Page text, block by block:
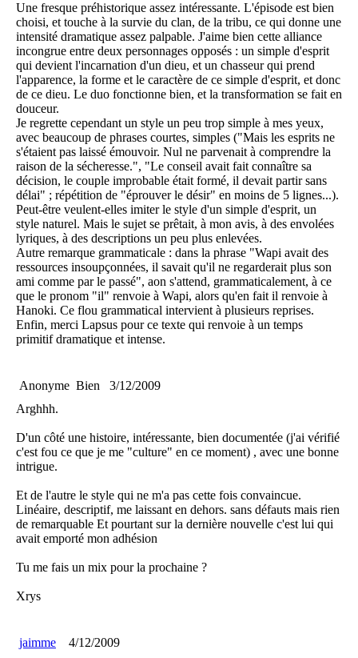
Une fresque préhistorique assez intéressante. L'épisode est bien
choisi, et touche à la survie du clan, de la tribu, ce qui donne une
intensité dramatique assez palpable. J'aime bien cette alliance
incongrue entre deux personnages opposés : un simple d'esprit
qui devient l'incarnation d'un dieu, et un chasseur qui prend
l'apparence, la forme et le caractère de ce simple d'esprit, et donc
de ce dieu. Le duo fonctionne bien, et la transformation se fait en
douceur.
Je regrette cependant un style un peu trop simple à mes yeux,
avec beaucoup de phrases courtes, simples ("Mais les esprits ne
s'étaient pas laissé émouvoir. Nul ne parvenait à comprendre la
raison de la sécheresse.", "Le conseil avait fait connaître sa
décision, le couple improbable était formé, il devait partir sans
délai" ; répétition de "éprouver le désir" en moins de 5 lignes...).
Peut-être veulent-elles imiter le style d'un simple d'esprit, un
style naturel. Mais le sujet se prêtait, à mon avis, à des envolées
lyriques, à des descriptions un peu plus enlevées.
Autre remarque grammaticale : dans la phrase "Wapi avait des
ressources insoupçonnées, il savait qu'il ne regarderait plus son
ami comme par le passé", aon s'attend, grammaticalement, à ce
que le pronom "il" renvoie à Wapi, alors qu'en fait il renvoie à
Hanoki. Ce flou grammatical intervient à plusieurs reprises.
Enfin, merci Lapsus pour ce texte qui renvoie à un temps
primitif dramatique et intense.
Anonyme Bien
3/12/2009
Arghhh.
D'un côté une histoire, intéressante, bien documentée (j'ai vérifié
c'est fou ce que je me "culture" en ce moment) , avec une bonne
intrigue.
Et de l'autre le style qui ne m'a pas cette fois convaincue.
Linéaire, descriptif, me laissant en dehors. sans défauts mais rien
de remarquable Et pourtant sur la dernière nouvelle c'est lui qui
avait emporté mon adhésion
Tu me fais un mix pour la prochaine ?
Xrys
jaimme
4/12/2009